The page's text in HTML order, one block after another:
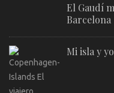
El Gaudí
Barcelona
Mi isla y yo